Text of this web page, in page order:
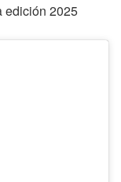
edición 2025